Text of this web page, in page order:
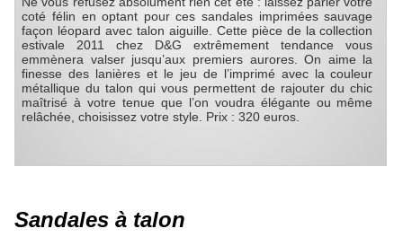
coté félin en optant pour ces sandales imprimées sauvage
façon léopard avec talon aiguille. Cette pièce de la collection
estivale 2011 chez D&G extrêmement tendance vous
emmènera valser jusqu’aux premiers aurores. On aime la
finesse des lanières et le jeu de l’imprimé avec la couleur
métallique du talon qui vous permettent de rajouter du chic
maîtrisé à votre tenue que l’on voudra élégante ou même
relâchée, choisissez votre style. Prix : 320 euros.
Sandales à talon